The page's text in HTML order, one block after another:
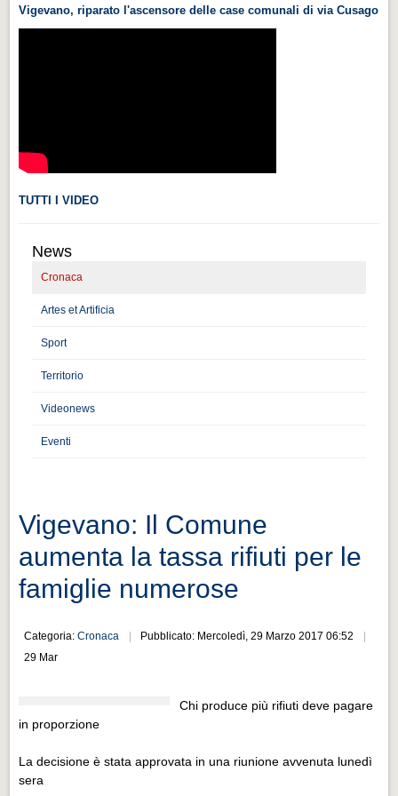
Videonews
CHI SIAMO
CITTÀ
Guida turistica rapida
Guida turistica rapida
Musica e teatro
Musica e teatro
Distretto industriale
Distretto industriale
Muoversi a Vigevano
Cultura e turismo 4.0
PROGETTI
PROGETTI
Progetti Aperti
Progetti Realizzati
EVENTI
Vigevano, riparato l'ascensore delle case comunali di via Cusago
TUTTI I VIDEO
News
Cronaca
Artes et Artificia
Sport
Territorio
Videonews
Eventi
Vigevano: Il Comune
aumenta la tassa rifiuti per le
famiglie numerose
Categoria:Cronaca
Pubblicato: Mercoledì, 29 Marzo 2017 06:52
29 Mar
Chi produce più rifiuti deve pagare
in proporzione
La decisione è stata approvata in una riunione avvenuta lunedì
sera